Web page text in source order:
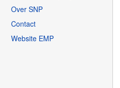
Over SNP
Contact
Website EMP